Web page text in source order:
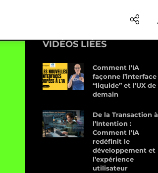
VIDÉOS LIÉES
Comment l’IA
façonne l’interface
“liquide” et l’UX de
demain
De la Transaction à
l’Intention :
Comment l’IA
redéfinit le
développement et
l’expérience
utilisateur